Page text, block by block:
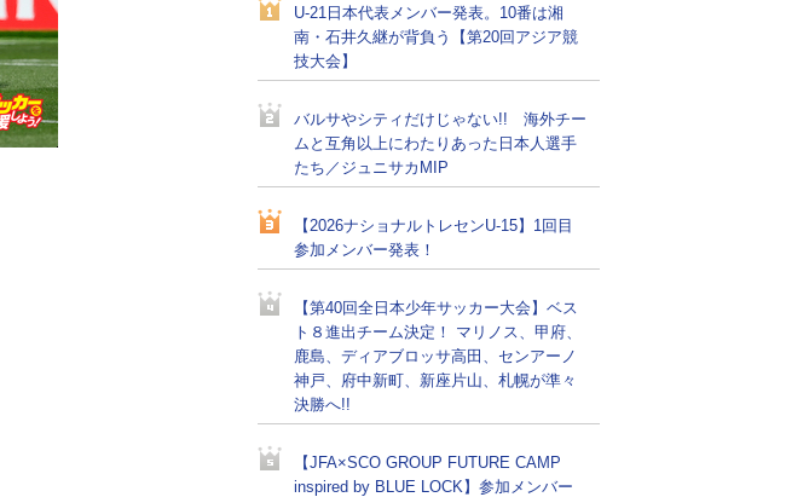
U-21日本代表メンバー発表。10番は湘
南・石井久継が背負う【第20回アジア競
技大会】
バルサやシティだけじゃない!! 海外チー
ムと互角以上にわたりあった日本人選手
たち／ジュニサカMIP
【2026ナショナルトレセンU-15】1回目
参加メンバー発表！
【第40回全日本少年サッカー大会】ベス
ト８進出チーム決定！ マリノス、甲府、
鹿島、ディアブロッサ高田、センアーノ
神戸、府中新町、新座片山、札幌が準々
決勝へ!!
【JFA×SCO GROUP FUTURE CAMP
inspired by BLUE LOCK】参加メンバー